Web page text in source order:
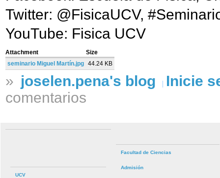
Twitter: @FisicaUCV,
YouTube: Fisica UCV
Attachment
Size
seminario Miguel Martín.jpg 44.24 KB
» joselen.pena's blog
Inicie
comentarios
UCV
Facultad de Ciencias
Admisión